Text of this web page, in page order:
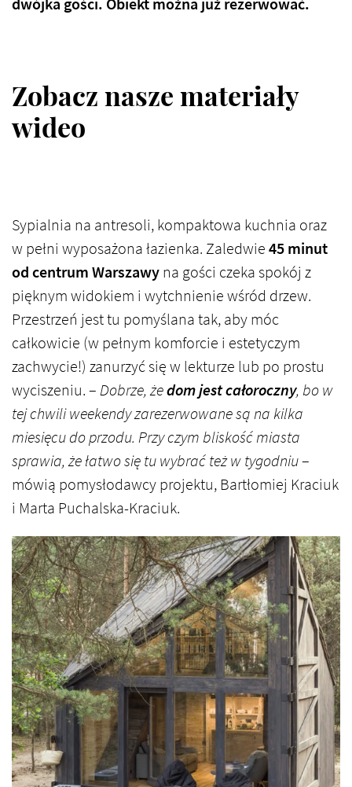
Zobacz nasze materiały
wideo
Sypialnia na antresoli, kompaktowa kuchnia oraz
w pełni wyposażona łazienka. Zaledwie45 minut
od centrum Warszawyna gości czeka spokój z
pięknym widokiem i wytchnienie wśród drzew.
Przestrzeń jest tu pomyślana tak, aby móc
całkowicie (w pełnym komforcie i estetyczym
zachwycie!) zanurzyć się w lekturze lub po prostu
wyciszeniu. –Dobrze, żedom jest całoroczny, bo w
tej chwili weekendy zarezerwowane są na kilka
miesięcu do przodu. Przy czym bliskość miasta
sprawia, że łatwo się tu wybrać też w tygodniu–
mówią pomysłodawcy projektu, Bartłomiej Kraciuk
i Marta Puchalska-Kraciuk.